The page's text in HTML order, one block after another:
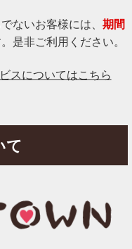
ないお客様には、 期間
是非ご利用ください。
スについてはこちら
て